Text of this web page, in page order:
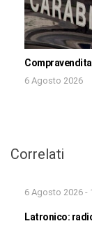
6 Agosto 2026
Correlati
6 Agosto 2026 -
Latronico: